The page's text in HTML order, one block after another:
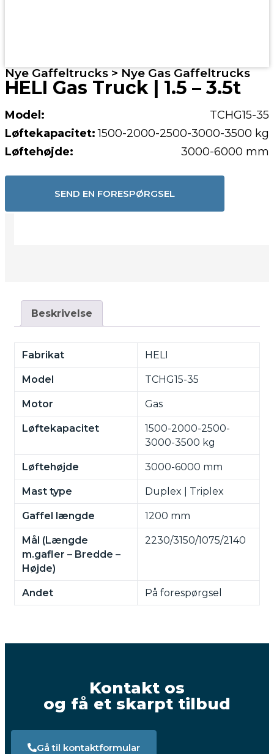
Nye Gaffeltrucks > Nye Gas Gaffeltrucks
HELI Gas Truck | 1.5 – 3.5t
Model:
TCHG15-35
Løftekapacitet: 1500-2000-2500-3000-3500 kg
Løftehøjde:
3000-6000 mm
SEND EN FORESPØRGSEL
Beskrivelse
Fabrikat HELI
Model TCHG15-35
Motor Gas
Løftekapacitet
1500-2000-2500-
3000-3500 kg
Løftehøjde 3000-6000 mm
Mast type Duplex | Triplex
Gaffel længde 1200 mm
Mål (Længde
m.gafler – Bredde –
Højde)
2230/3150/1075/2140
Andet På forespørgsel
Kontakt os
og få et skarpt tilbud
Gå til kontaktformular